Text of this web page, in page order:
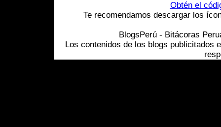
Obtén el
Te recomendamos descargar los
BlogsPerú - Bitácoras
Los contenidos de los blogs publicitados